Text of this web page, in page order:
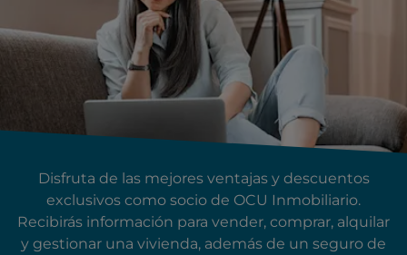
Disfruta de las mejores ventajas y descuentos
exclusivos como socio de OCU Inmobiliario.
Recibirás información para vender, comprar, alquilar
y gestionar una vivienda, además de un seguro de